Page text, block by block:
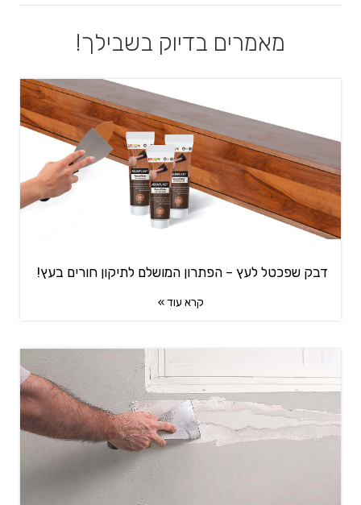
מאמרים בדיוק בשבילך!
דבק שפכטל לעץ – הפתרון המושלם לתיקון חורים בעץ!
קרא עוד »